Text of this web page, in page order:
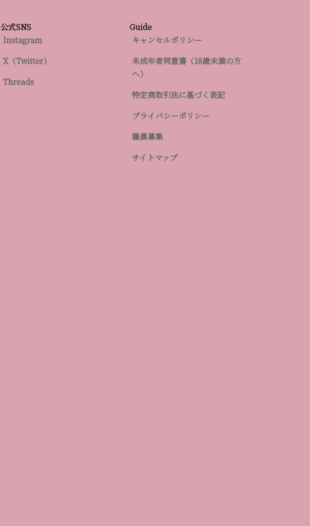
クリニック予約システム
LINEを使用していない方
公式SNS
Instagram
X（Twitter）
Threads
Guide
キャンセルポリシー
未成年者同意書（18歳未満の方
へ）
特定商取引法に基づく表記
プライバシーポリシー
職員募集
サイトマップ